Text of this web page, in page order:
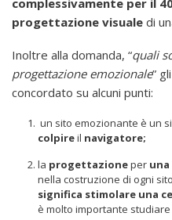
complessivamente per il
progettazione visuale di
Inoltre alla domanda, “quali
progettazione emozionale”
concordato su alcuni punti:
un sito emozionante è un
colpireil navigatore;
la progettazioneper
nella costruzione di ogni
significa stimolare una
è molto importante studiare